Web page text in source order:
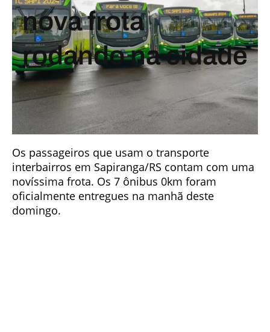
nova frota
rodando na cidade
Os passageiros que usam o transporte
interbairros em Sapiranga/RS contam com uma
novíssima frota. Os 7 ônibus 0km foram
oficialmente entregues na manhã deste
domingo.